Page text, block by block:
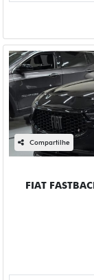
FIAT
42.000 km